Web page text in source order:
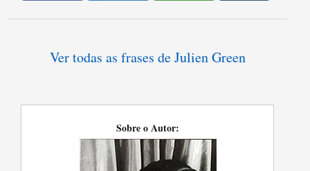
Ver todas as frases de Julien Green
Sobre o Autor: